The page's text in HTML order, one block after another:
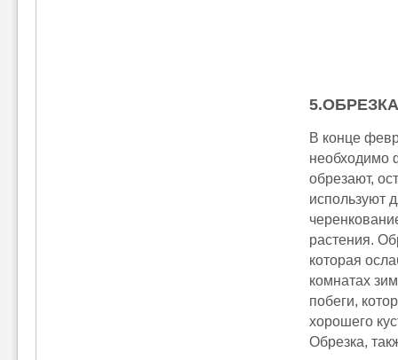
В конце
необходимо
обрезают,
используют
растения.
которая
комнатах
побеги,
хорошего
Обрезка,